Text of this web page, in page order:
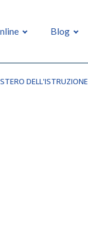
Blog
DELL'ISTRUZIONE